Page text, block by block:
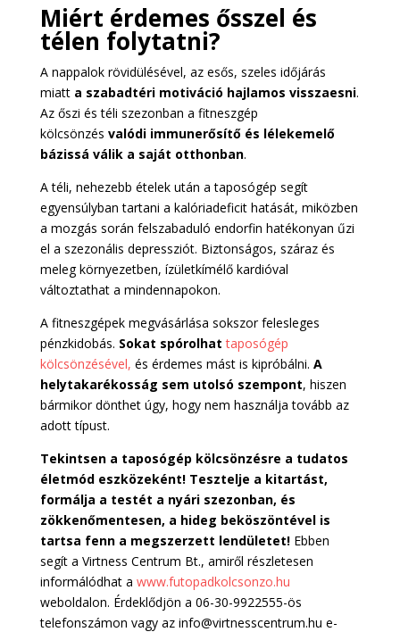
Miért érdemes ősszel és
télen folytatni?
A nappalok rövidülésével, az esős, szeles időjárás
miatt a szabadtéri motiváció hajlamos visszaesni.
Az őszi és téli szezonban a fitneszgép
kölcsönzés valódi immunerősítő és lélekemelő
bázissá válik a saját otthonban.
A téli, nehezebb ételek után a taposógép segít
egyensúlyban tartani a kalóriadeficit hatását, miközben
a mozgás során felszabaduló endorfin hatékonyan űzi
el a szezonális depressziót. Biztonságos, száraz és
meleg környezetben, ízületkímélő kardióval
változtathat a mindennapokon.
A fitneszgépek megvásárlása sokszor felesleges
pénzkidobás. Sokat spórolhat taposógép
kölcsönzésével, és érdemes mást is kipróbálni. A
helytakarékosság sem utolsó szempont, hiszen
bármikor dönthet úgy, hogy nem használja tovább az
adott típust.
Tekintsen a taposógép kölcsönzésre a tudatos
életmód eszközeként! Tesztelje a kitartást,
formálja a testét a nyári szezonban, és
zökkenőmentesen, a hideg beköszöntével is
tartsa fenn a megszerzett lendületet! Ebben
segít a Virtness Centrum Bt., amiről részletesen
informálódhat a www.futopadkolcsonzo.hu
weboldalon. Érdeklődjön a 06-30-9922555-ös
telefonszámon vagy az info@virtnesscentrum.hu e-